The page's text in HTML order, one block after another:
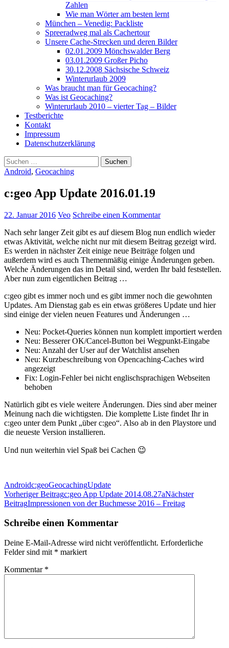
Zahlen
Wie man Wörter am besten lernt
München – Venedig: Packliste
Spreeradweg mal als Cachertour
Unsere Cache-Strecken und deren Bilder
02.01.2009 Mönchswalder Berg
03.01.2009 Großer Picho
30.12.2008 Sächsische Schweiz
Winterurlaub 2009
Was braucht man für Geocaching?
Was ist Geocaching?
Winterurlaub 2010 – vierter Tag – Bilder
Testberichte
Kontakt
Impressum
Datenschutzerklärung
Suchen
nach:
Android, Geocaching
c:geo App Update 2016.01.19
22. Januar 2016 Veo Schreibe einen Kommentar
Nach sehr langer Zeit gibt es auf diesem Blog nun endlich wieder
etwas Aktivität, welche nicht nur mit diesem Beitrag gezeigt wird.
Es werden in nächster Zeit einige neue Beiträge folgen und
außerdem wird es auch Themenmäßig einige Änderungen geben.
Welche Änderungen das im Detail sind, werden Ihr bald feststellen.
Aber nun zum eigentlichen Beitrag …
c:geo gibt es immer noch und es gibt immer noch die gewohnten
Updates. Am Dienstag gab es ein etwas größeres Update und hier
sind einige der vielen neuen Features und Änderungen …
Neu: Pocket-Queries können nun komplett importiert werden
Neu: Besserer OK/Cancel-Button bei Wegpunkt-Eingabe
Neu: Anzahl der User auf der Watchlist ansehen
Neu: Kurzbeschreibung von Opencaching-Caches wird
angezeigt
Fix: Login-Fehler bei nicht englischsprachigen Webseiten
behoben
Natürlich gibt es viele weitere Änderungen. Dies sind aber meiner
Meinung nach die wichtigsten. Die komplette Liste findet Ihr in
c:geo unter dem Punkt „über c:geo“. Also ab in den Playstore und
die neueste Version installieren.
Und nun weiterhin viel Spaß bei Cachen 😉
Androidc:geoGeocachingUpdate
Beitrags-
Navigation
Vorheriger Beitragc:geo App Update 2014.08.27aNächster
BeitragImpressionen von der Buchmesse 2016 – Freitag
Schreibe einen Kommentar
Deine E-Mail-Adresse wird nicht veröffentlicht. Erforderliche
Felder sind mit * markiert
Kommentar *